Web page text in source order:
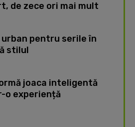
de zece ori mai mult
pentru serile în
stilul
joaca inteligentă
o experiență